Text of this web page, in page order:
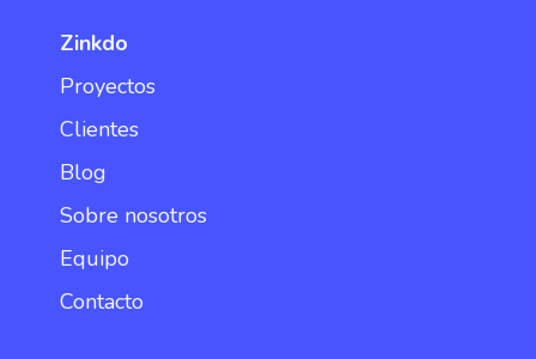
Zinkdo
Proyectos
Clientes
Blog
Sobre nosotros
Equipo
Contacto